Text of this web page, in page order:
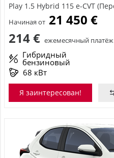
Play 1.5 Hybrid 115 e-CVT
Начиная от 21 450 €
214 € ежемесячный
Гибридный
бензиновый
68 кВт
Я заинтересован!